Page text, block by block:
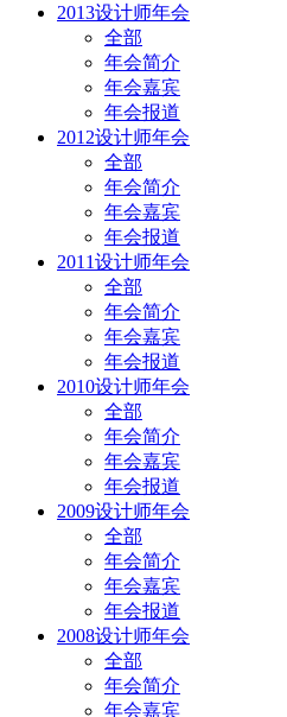
2013设计师年会
全部
年会简介
年会嘉宾
年会报道
2012设计师年会
全部
年会简介
年会嘉宾
年会报道
2011设计师年会
全部
年会简介
年会嘉宾
年会报道
2010设计师年会
全部
年会简介
年会嘉宾
年会报道
2009设计师年会
全部
年会简介
年会嘉宾
年会报道
2008设计师年会
全部
年会简介
年会嘉宾